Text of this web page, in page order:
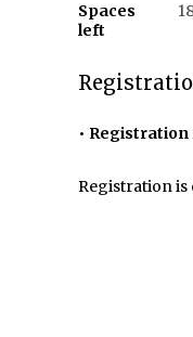
Spaces
left
Registration
Registration is